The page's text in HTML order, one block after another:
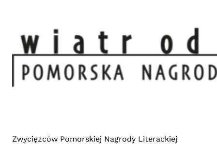
Zwycięzców Pomorskiej Nagrody Literackiej